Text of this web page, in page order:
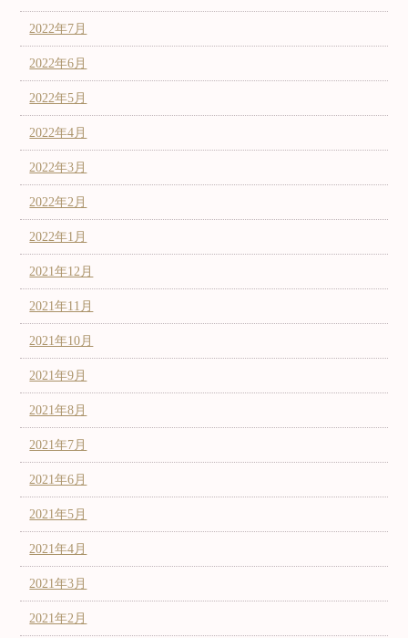
2022年7月
2022年6月
2022年5月
2022年4月
2022年3月
2022年2月
2022年1月
2021年12月
2021年11月
2021年10月
2021年9月
2021年8月
2021年7月
2021年6月
2021年5月
2021年4月
2021年3月
2021年2月